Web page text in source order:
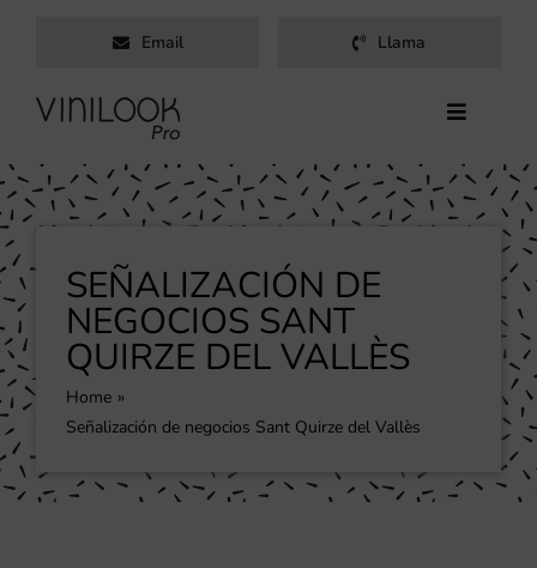
contenido
Email Llama
Toggle
Inicio
Servicios
Productos
Trabajos
Nosotros
Blog
Contacto
SEÑALIZACIÓN DE
NEGOCIOS SANT
QUIRZE DEL VALLÈS
Home
Señalización de negocios Sant Quirze del Vallès